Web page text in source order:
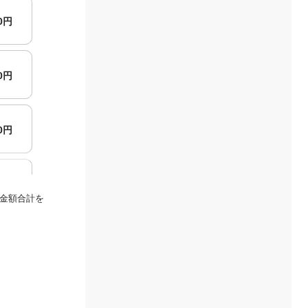
額合計を